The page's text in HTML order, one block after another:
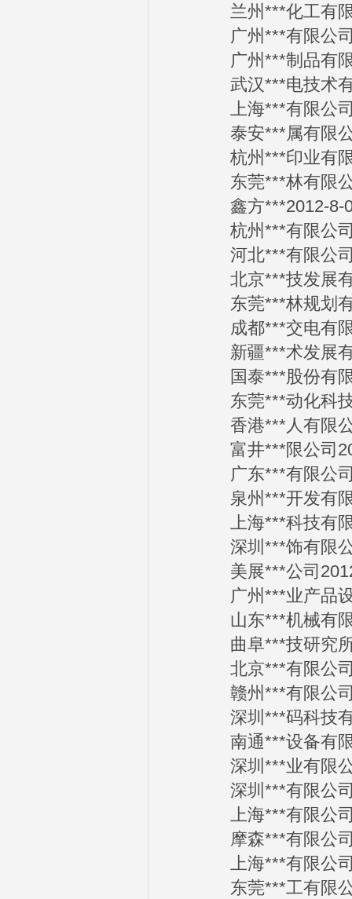
兰州***化工有限
广州***有限公司
广州***制品有限
武汉***电技术有
上海***有限公司
泰安***属有限公
杭州***印业有限
东莞***林有限公
鑫方***2012-8-
杭州***有限公司
河北***有限公司
北京***技发展有
东莞***林规划有
成都***交电有限
新疆***术发展有
国泰***股份有限
东莞***动化科技
香港***人有限公
富井***限公司
广东***有限公司
泉州***开发有限
上海***科技有限
深圳***饰有限公
美展***公司
广州***业产品设
山东***机械有限
曲阜***技研究所
北京***有限公司
赣州***有限公司
深圳***码科技有
南通***设备有限
深圳***业有限公
深圳***有限公司
上海***有限公司
摩森***有限公司
上海***有限公司
东莞***工有限公